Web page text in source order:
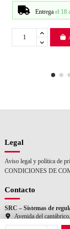
Entrega el 18
Legal
Aviso legal y política de
CONDICIONES DE
Contacto
SRC – Sistemas de
Avenida del
+34 945 259 455